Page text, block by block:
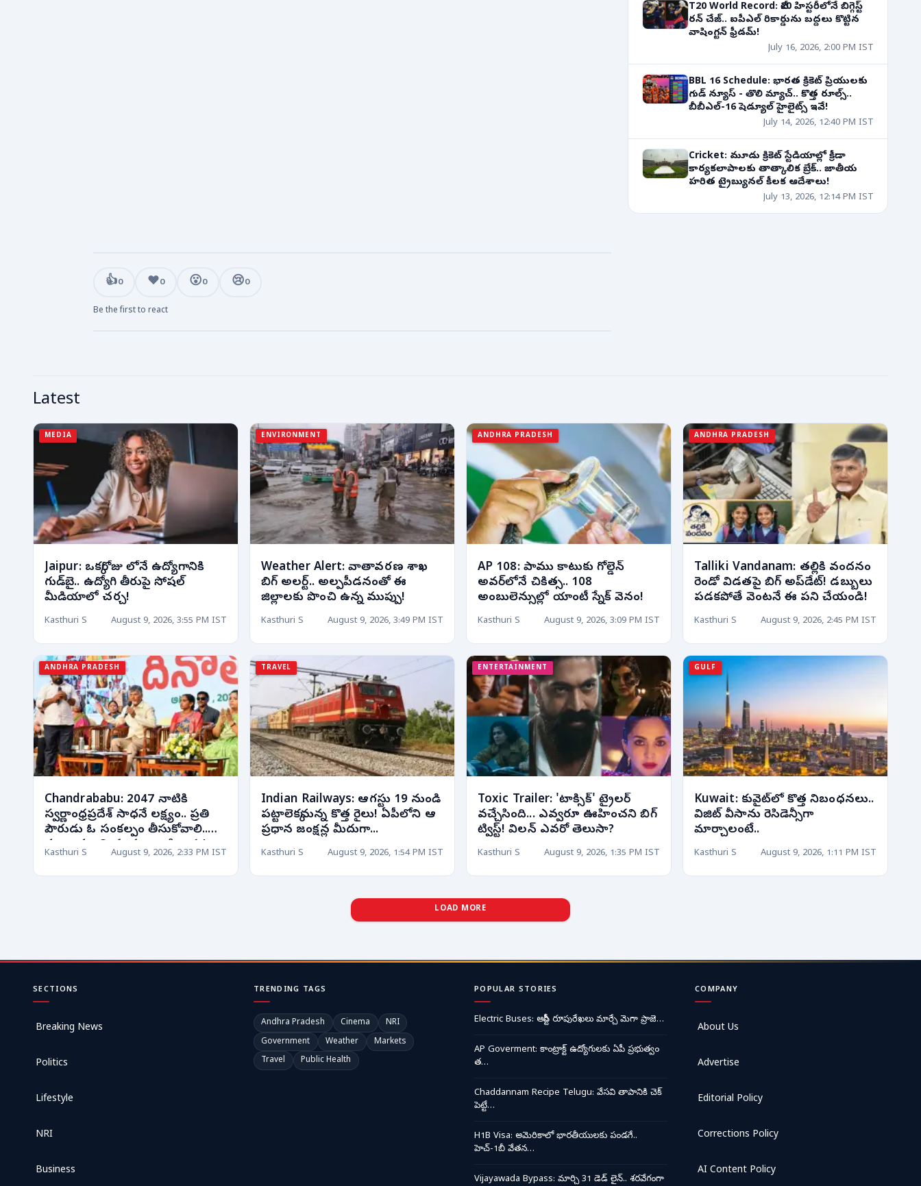
T20 World Record: టీ20 హిస్టరీలోనే బిగ్గెస్ట్
రన్ చేజ్.. ఐపీఎల్ రికార్డును బద్దలు కొట్టిన
వాషింగ్టన్ ఫ్రీడమ్!
July 16, 2026, 2:00 PM IST
BBL 16 Schedule: భారత క్రికెట్ ప్రియులకు
గుడ్ న్యూస్ - తొలి మ్యాచ్.. కొత్త రూల్స్..
బీబీఎల్-16 షెడ్యూల్ హైలైట్స్ ఇవే!
July 14, 2026, 12:40 PM IST
Cricket: మూడు క్రికెట్ స్టేడియాల్లో క్రీడా
కార్యకలాపాలకు తాత్కాలిక బ్రేక్.. జాతీయ
హరిత ట్రైబ్యునల్ కీలక ఆదేశాలు!
July 13, 2026, 12:14 PM IST
👍0 ❤️0 😮0 😢0
Be the first to react
Latest
MEDIA
Jaipur: ఒక్కరోజు లోనే ఉద్యోగానికి
గుడ్‌బై.. ఉద్యోగి తీరుపై సోషల్
మీడియాలో చర్చ!
Kasthuri S August 9, 2026, 3:55 PM IST
ENVIRONMENT
Weather Alert: వాతావరణ శాఖ
బిగ్ అలర్ట్.. అల్పపీడనంతో ఈ
జిల్లాలకు పొంచి ఉన్న ముప్పు!
Kasthuri S August 9, 2026, 3:49 PM IST
ANDHRA PRADESH
AP 108: పాము కాటుకు గోల్డెన్
అవర్‌లోనే చికిత్స.. 108
అంబులెన్సుల్లో యాంటీ స్నేక్ వెనం!
Kasthuri S August 9, 2026, 3:09 PM IST
ANDHRA PRADESH
Talliki Vandanam: తల్లికి వందనం
రెండో విడతపై బిగ్ అప్‌డేట్! డబ్బులు
పడకపోతే వెంటనే ఈ పని చేయండి!
Kasthuri S August 9, 2026, 2:45 PM IST
ANDHRA PRADESH
Chandrababu: 2047 నాటికి
స్వర్ణాంధ్రప్రదేశ్ సాధనే లక్ష్యం.. ప్రతి
పౌరుడు ఓ సంకల్పం తీసుకోవాలి..
ముఖ్యమంత్రి చంద్రబాబు పిలుపు!
Kasthuri S August 9, 2026, 2:33 PM IST
TRAVEL
Indian Railways: ఆగస్టు 19 నుండి
పట్టాలెక్కనున్న కొత్త రైలు! ఏపీలోని ఆ
ప్రధాన జంక్షన్ల మీదుగా...
Kasthuri S August 9, 2026, 1:54 PM IST
ENTERTAINMENT
Toxic Trailer: 'టాక్సిక్' ట్రైలర్
వచ్చేసింది... ఎవ్వరూ ఊహించని బిగ్
ట్విస్ట్! విలన్ ఎవరో తెలుసా?
Kasthuri S August 9, 2026, 1:35 PM IST
GULF
Kuwait: కువైట్‌లో కొత్త నిబంధనలు..
విజిట్ వీసాను రెసిడెన్సీగా
మార్చాలంటే..
Kasthuri S August 9, 2026, 1:11 PM IST
LOAD MORE
SECTIONS
Breaking News
Politics
Lifestyle
NRI
Business
TRENDING TAGS
Andhra Pradesh Cinema
NRI
Government
Weather
Markets
Travel
Public Health
POPULAR STORIES
Electric Buses: ఆర్టీసీ రూపురేఖలు మార్చే మెగా ప్రాజె…
AP Goverment: కాంట్రాక్ట్ ఉద్యోగులకు ఏపీ ప్రభుత్వం
త…
Chaddannam Recipe Telugu: వేసవి తాపానికి చెక్
పెట్టే…
H1B Visa: అమెరికాలో భారతీయులకు పండగే..
హెచ్-1బీ వేతన…
Vijayawada Bypass: మార్చి 31 డెడ్ లైన్.. శరవేగంగా
COMPANY
About Us
Advertise
Editorial Policy
Corrections Policy
AI Content Policy